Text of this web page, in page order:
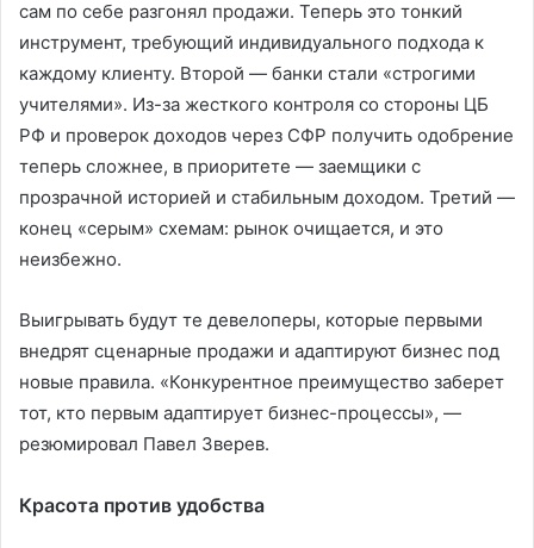
сам по себе разгонял продажи. Теперь это тонкий
инструмент, требующий индивидуального подхода к
каждому клиенту. Второй — банки стали «строгими
учителями». Из-за жесткого контроля со стороны ЦБ
РФ и проверок доходов через СФР получить одобрение
теперь сложнее, в приоритете — заемщики с
прозрачной историей и стабильным доходом. Третий —
конец «серым» схемам: рынок очищается, и это
неизбежно.
Выигрывать будут те девелоперы, которые первыми
внедрят сценарные продажи и адаптируют бизнес под
новые правила. «Конкурентное преимущество заберет
тот, кто первым адаптирует бизнес-процессы», —
резюмировал Павел Зверев.
Красота против удобства